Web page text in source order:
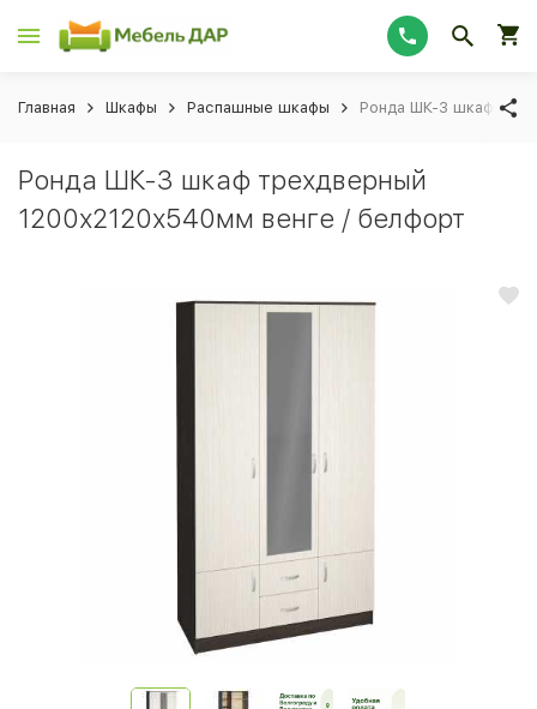
Главная Шкафы Распашные шкафы Ронда ШК-3 шкаф
Ронда ШК-3 шкаф трехдверный
1200х2120х540мм венге / белфорт